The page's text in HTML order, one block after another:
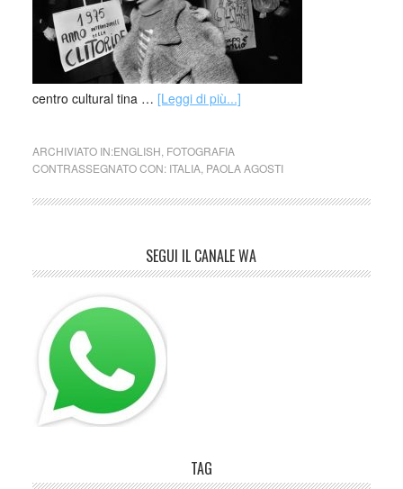
centro cultural tina … [Leggi di più...]
ARCHIVIATO IN:ENGLISH FOTOGRAFIA
CONTRASSEGNATO CON: ITALIA, PAOLA AGOSTI
SEGUI IL CANALE WA
TAG